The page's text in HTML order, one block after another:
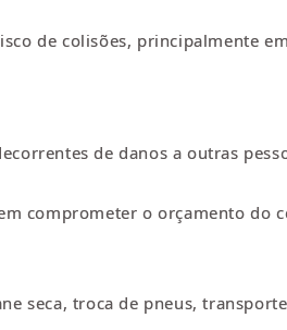
de colisões, principalmente
de danos a outras
comprometer o orçamento do
seca, troca de pneus,